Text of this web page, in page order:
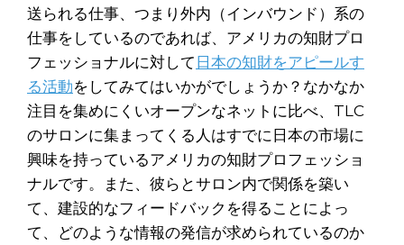
送られる仕事、つまり外内（インバウンド）系の
仕事をしているのであれば、アメリカの知財プロ
フェッショナルに対して 日本の知財をアピールす
る活動をしてみてはいかがでしょうか？なかなか
注目を集めにくいオープンなネットに比べ、TLC
のサロンに集まってくる人はすでに日本の市場に
興味を持っているアメリカの知財プロフェッショ
ナルです。また、彼らとサロン内で関係を築い
て、建設的なフィードバックを得ることによっ
て、どのような情報の発信が求められているのか